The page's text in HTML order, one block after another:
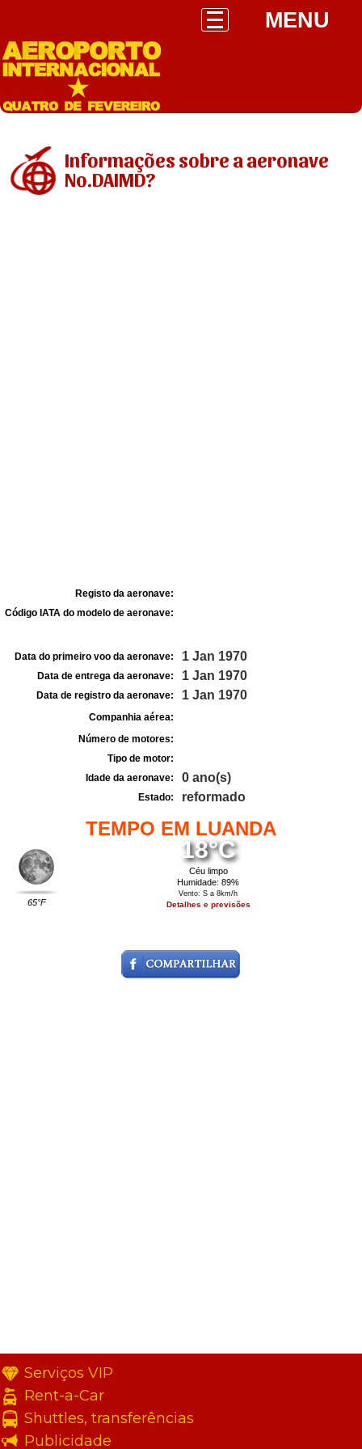
MENU
Informações sobre a aeronave
No.DAIMD?
Registo da aeronave:
Código IATA do modelo de aeronave:
Data do primeiro voo da aeronave: 1 Jan 1970
Data de entrega da aeronave: 1 Jan 1970
Data de registro da aeronave: 1 Jan 1970
Companhia aérea:
Número de motores:
Tipo de motor:
Idade da aeronave:
0 ano(s)
Estado: reformado
TEMPO EM LUANDA
65°F
18°C
Céu limpo
Humidade: 89%
Vento: S a 8km/h
Detalhes e previsões
Serviços VIP
Rent-a-Car
Shuttles, transferências
Publicidade